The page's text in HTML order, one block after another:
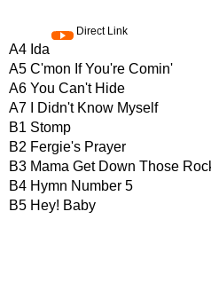
Direct Link
A4 Ida
A5 C'mon If You're Comin'
A6 You Can't Hide
A7 I Didn't Know Myself
B1 Stomp
B2 Fergie's Prayer
B3 Mama Get Down Those
B4 Hymn Number 5
B5 Hey! Baby